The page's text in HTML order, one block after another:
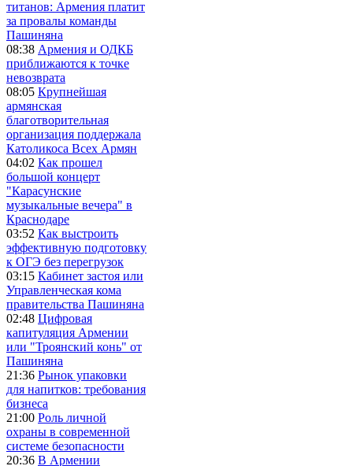
титанов: Армения платит
за провалы команды
Пашиняна
08:38 Армения и ОДКБ
приближаются к точке
невозврата
08:05 Крупнейшая
армянская
благотворительная
организация поддержала
Католикоса Всех Армян
04:02 Как прошел
большой концерт
"Карасунские
музыкальные вечера" в
Краснодаре
03:52 Как выстроить
эффективную подготовку
к ОГЭ без перегрузок
03:15 Кабинет застоя или
Управленческая кома
правительства Пашиняна
02:48 Цифровая
капитуляция Армении
или "Троянский конь" от
Пашиняна
21:36 Рынок упаковки
для напитков: требования
бизнеса
21:00 Роль личной
охраны в современной
системе безопасности
20:36 В Армении